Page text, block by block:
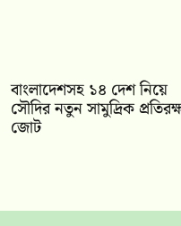
বাংলাদেশসহ ১৪ দেশ নিয়ে
সৌদির নতুন সামুদ্রিক
জোট